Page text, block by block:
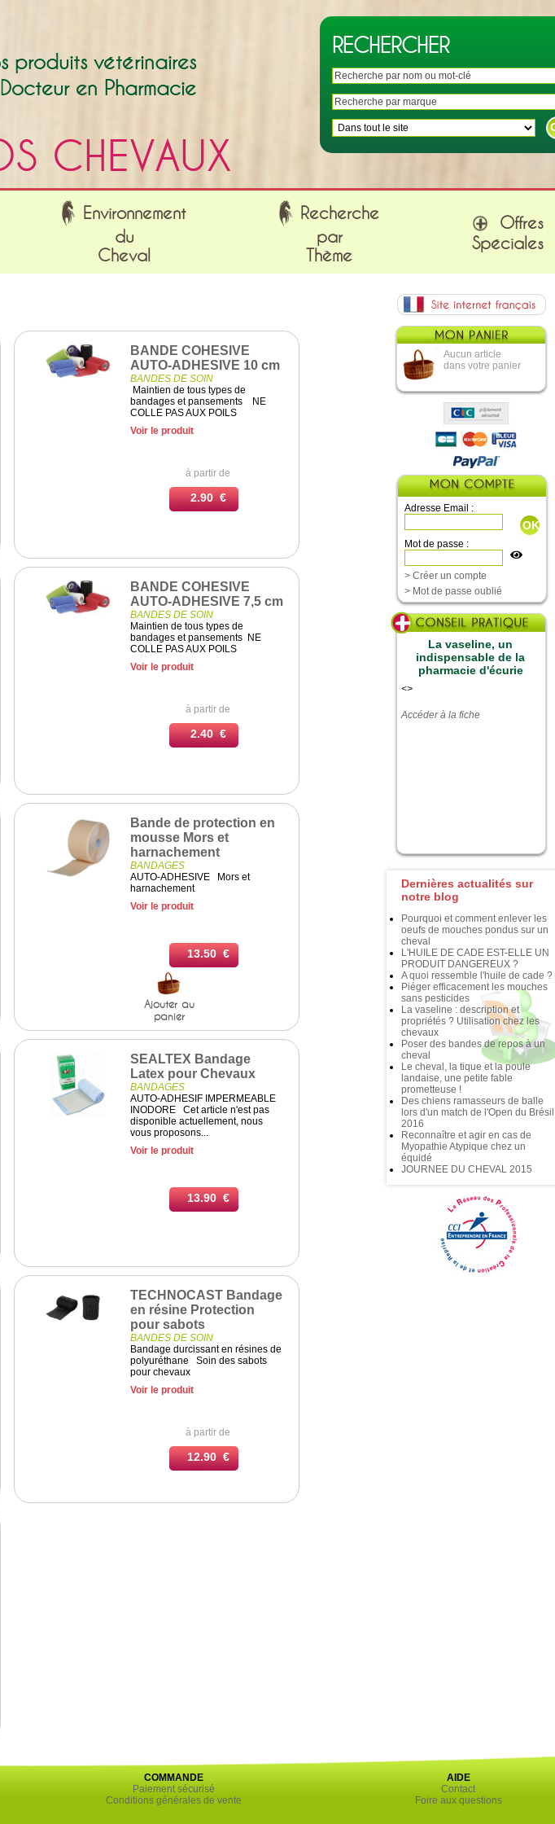
RECHERCHER
produits vétérinaires
en Pharmacie
CHEVAUX
Environnement
du
Cheval
Recherche
par
Thème
Offres
Spéciales
BANDE COHESIVE
AUTO-ADHESIVE 10 cm
BANDES DE SOIN
Maintien de tous types de
bandages et pansements NE
COLLE PAS AUX POILS
Voir le produit
à partir de
2.90 €
BANDE COHESIVE
AUTO-ADHESIVE 7,5 cm
BANDES DE SOIN
Maintien de tous types de
bandages et pansements NE
COLLE PAS AUX POILS
Voir le produit
à partir de
2.40 €
Bande de protection en
mousse Mors et
harnachement
BANDAGES
AUTO-ADHESIVE Mors et
harnachement
Voir le produit
13.50 €
Ajouter au
panier
SEALTEX Bandage
Latex pour Chevaux
BANDAGES
AUTO-ADHESIF IMPERMEABLE
INODORE Cet article n'est pas
disponible actuellement, nous
vous proposons...
Voir le produit
13.90 €
TECHNOCAST Bandage
en résine Protection
pour sabots
BANDES DE SOIN
Bandage durcissant en résines de
polyuréthane Soin des sabots
pour chevaux
Voir le produit
à partir de
12.90 €
Aucun article
dans votre panier
Adresse Email :
Mot de passe :
> Créer un compte
> Mot de passe oublié
La vaseline, un
indispensable de la
pharmacie d'écurie
<>
Accéder à la fiche
Dernières actualités sur
notre blog
Pourquoi et comment enlever les
oeufs de mouches pondus sur un
cheval
L'HUILE DE CADE EST-ELLE UN
PRODUIT DANGEREUX ?
A quoi ressemble l'huile de cade ?
Piéger efficacement les mouches
sans pesticides
La vaseline : description et
propriétés ? Utilisation chez les
chevaux
Poser des bandes de repos à un
cheval
Le cheval, la tique et la poule
landaise, une petite fable
prometteuse !
Des chiens ramasseurs de balle
lors d'un match de l'Open du Brésil
2016
Reconnaître et agir en cas de
Myopathie Atypique chez un
équidé
JOURNEE DU CHEVAL 2015
COMMANDE
Paiement sécurisé
Conditions générales de vente
AIDE
Contact
Foire aux questions